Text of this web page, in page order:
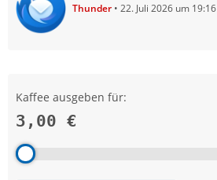
Thunder 22. Juli 2026 um 19:16
Kaffee ausgeben für:
3,00 €